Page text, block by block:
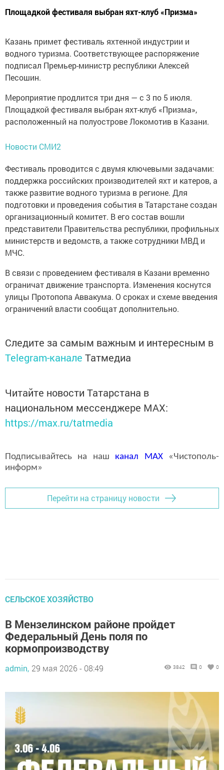
Площадкой фестиваля выбран яхт-клуб «Призма»
Казань примет фестиваль яхтенной индустрии и
водного туризма. Соответствующее распоряжение
подписал Премьер-министр республики Алексей
Песошин.
Мероприятие продлится три дня — с 3 по 5 июля.
Площадкой фестиваля выбран яхт-клуб «Призма»,
расположенный на полуострове Локомотив в Казани.
Новости СМИ2
Фестиваль проводится с двумя ключевыми задачами:
поддержка российских производителей яхт и катеров, а
также развитие водного туризма в регионе. Для
подготовки и проведения события в Татарстане создан
организационный комитет. В его состав вошли
представители Правительства республики, профильных
министерств и ведомств, а также сотрудники МВД и
МЧС.
В связи с проведением фестиваля в Казани временно
ограничат движение транспорта. Изменения коснутся
улицы Протопопа Аввакума. О сроках и схеме введения
ограничений власти сообщат дополнительно.
Следите за самым важным и интересным в
Telegram-канале Татмедиа
Читайте новости Татарстана в
национальном мессенджере MАХ:
https://max.ru/tatmedia
Подписывайтесь на наш канал MAX«Чистополь-
информ»
Перейти на страницу новости
СЕЛЬСКОЕ ХОЗЯЙСТВО
В Мензелинском районе пройдет
Федеральный День поля по
кормопроизводству
admin, 29 мая 2026 - 08:49 3842 0 0